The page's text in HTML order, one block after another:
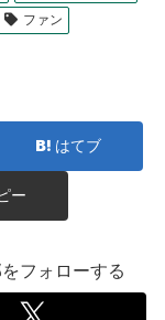
ファン
はてブ
ー
フォローする